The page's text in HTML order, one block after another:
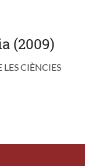
(2009)
CIÈNCIES